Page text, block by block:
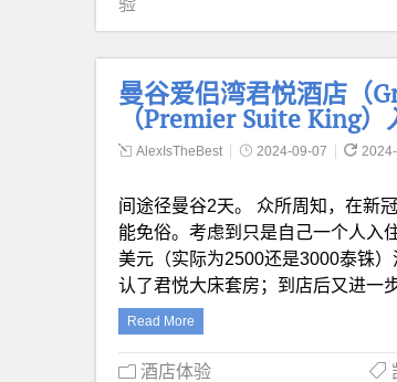
验
曼谷爱侣湾君悦酒店（
（Premier Suite King
AlexIsTheBest 2024-09-07
间途径曼谷2天。 众所周知，在新
能免俗。考虑到只是自己一个人入
美元（实际为2500还是3000泰铢
认了君悦大床套房；到店后又进一
Read More
酒店体验